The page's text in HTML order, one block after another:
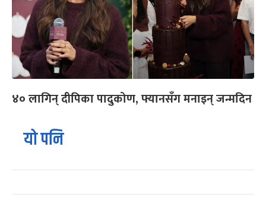
४० लागिन् दीपिका पादुकोण, फ्यानसँग मनाइन् जन्मदिन
यो पनि